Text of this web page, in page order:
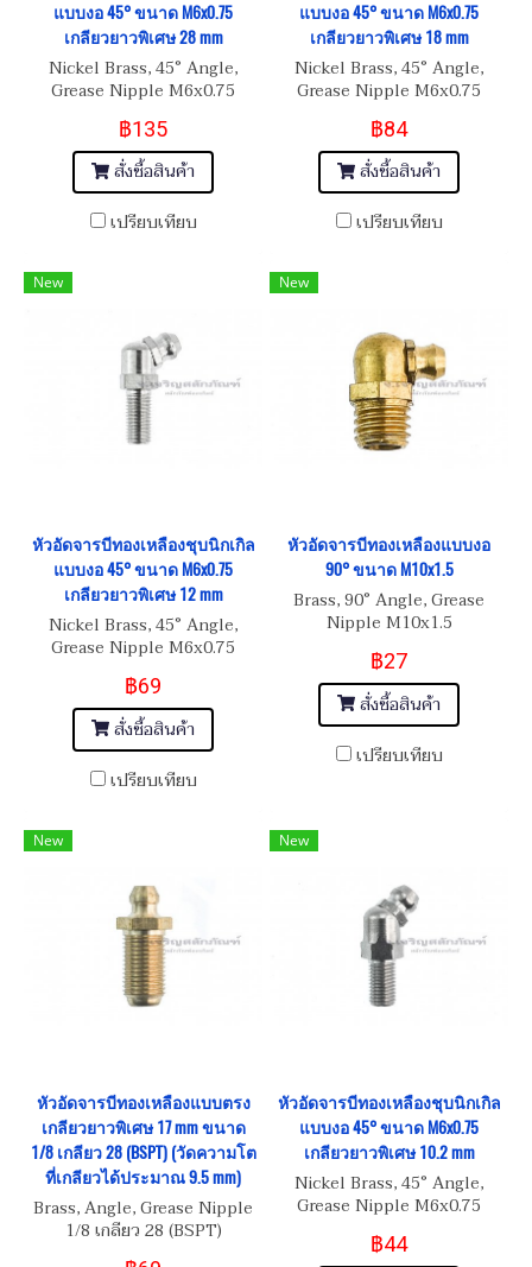
แบบงอ 45° ขนาด M6x0.75
เกลียวยาวพิเศษ 28 mm
Nickel Brass, 45° Angle,
Grease Nipple M6x0.75
เกลียวยาวพิเศษ 28 mm
฿135
สั่งซื้อสินค้า
เปรียบเทียบ
แบบงอ 45° ขนาด M6x0.75
เกลียวยาวพิเศษ 18 mm
Nickel Brass, 45° Angle,
Grease Nipple M6x0.75
เกลียวยาวพิเศษ 18 mm
฿84
สั่งซื้อสินค้า
เปรียบเทียบ
New
หัวอัดจารบีทองเหลืองชุบนิกเกิล
แบบงอ 45° ขนาด M6x0.75
เกลียวยาวพิเศษ 12 mm
Nickel Brass, 45° Angle,
Grease Nipple M6x0.75
เกลียวยาวพิเศษ 12 mm
฿69
สั่งซื้อสินค้า
เปรียบเทียบ
New
หัวอัดจารบีทองเหลืองแบบงอ
90° ขนาด M10x1.5
Brass, 90° Angle, Grease
Nipple M10x1.5
฿27
สั่งซื้อสินค้า
เปรียบเทียบ
New
หัวอัดจารบีทองเหลืองแบบตรง
เกลียวยาวพิเศษ 17 mm ขนาด
1/8 เกลียว 28 (BSPT) (วัดความโต
ที่เกลียวได้ประมาณ 9.5 mm)
Brass, Angle, Grease Nipple
1/8 เกลียว 28 (BSPT)
New
หัวอัดจารบีทองเหลืองชุบนิกเกิล
แบบงอ 45° ขนาด M6x0.75
เกลียวยาวพิเศษ 10.2 mm
Nickel Brass, 45° Angle,
Grease Nipple M6x0.75
฿44